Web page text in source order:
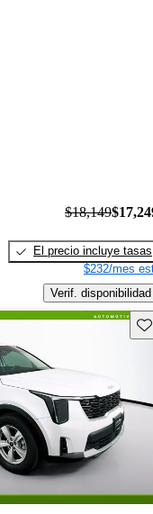
$18,149
El precio incluye tasas
$232/mes
Verif. disponibilidad